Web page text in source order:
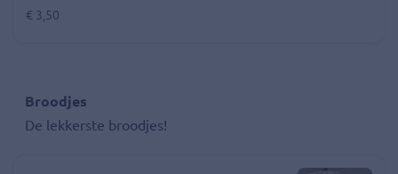
€ 3,50
Broodjes
De lekkerste broodjes!